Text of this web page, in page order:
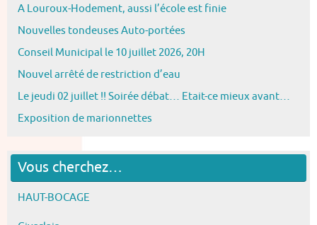
A Louroux-Hodement, aussi l’école est finie
Nouvelles tondeuses Auto-portées
Conseil Municipal le 10 juillet 2026, 20H
Nouvel arrêté de restriction d’eau
Le jeudi 02 juillet !! Soirée débat… Etait-ce mieux avant…
Exposition de marionnettes
Vous cherchez…
HAUT-BOCAGE